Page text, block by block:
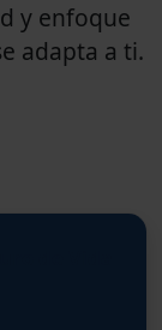
y enfoque
adapta a ti.